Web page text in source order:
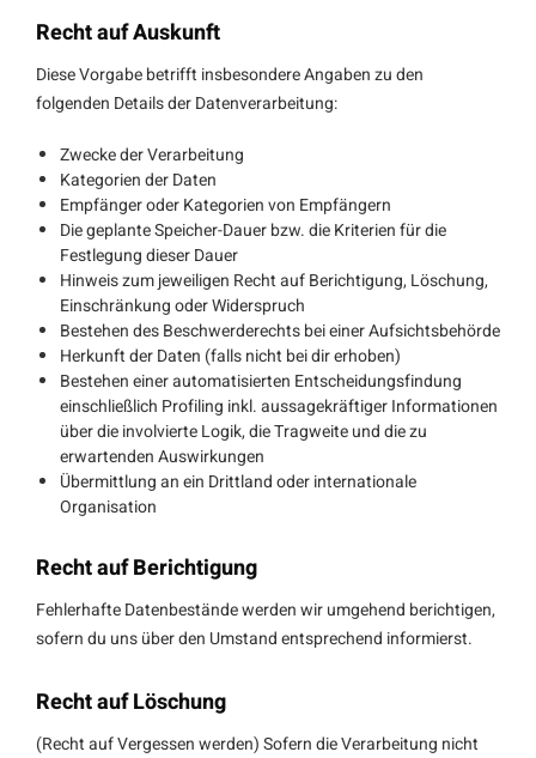
Recht auf Auskunft
Diese Vorgabe betrifft insbesondere Angaben zu den
folgenden Details der Datenverarbeitung:
Zwecke der Verarbeitung
Kategorien der Daten
Empfänger oder Kategorien von Empfängern
Die geplante Speicher-Dauer bzw. die Kriterien für die
Festlegung dieser Dauer
Hinweis zum jeweiligen Recht auf Berichtigung, Löschung,
Einschränkung oder Widerspruch
Bestehen des Beschwerderechts bei einer Aufsichtsbehörde
Herkunft der Daten (falls nicht bei dir erhoben)
Bestehen einer automatisierten Entscheidungsfindung
einschließlich Profiling inkl. aussagekräftiger Informationen
über die involvierte Logik, die Tragweite und die zu
erwartenden Auswirkungen
Übermittlung an ein Drittland oder internationale
Organisation
Recht auf Berichtigung
Fehlerhafte Datenbestände werden wir umgehend berichtigen,
sofern du uns über den Umstand entsprechend informierst.
Recht auf Löschung
(Recht auf Vergessen werden) Sofern die Verarbeitung nicht